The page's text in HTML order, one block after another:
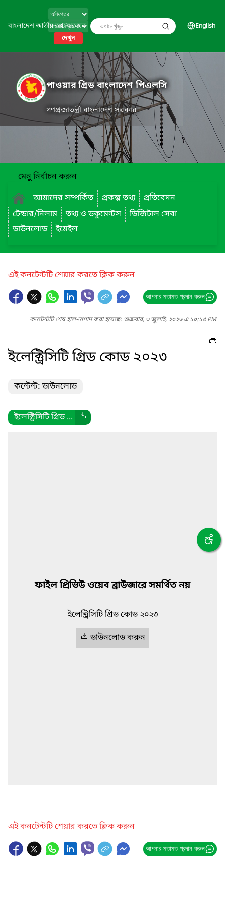
বাংলাদেশ জাতীয় তথ্য বাতায়ন
দেখুন
English
পাওয়ার গ্রিড বাংলাদেশ পিএলসি
গণপ্রজাতন্ত্রী বাংলাদেশ সরকার
মেনু নির্বাচন করুন
আমাদের সম্পর্কিত
প্রকল্প তথ্য
প্রতিবেদন
টেন্ডার/নিলাম
তথ্য ও ডকুমেন্টস
ডিজিটাল সেবা
ডাউনলোড
ইমেইল
এই কনটেন্টটি শেয়ার করতে ক্লিক করুন
আপনার মতামত প্রদান করুন
কনটেন্টটি শেষ হাল-নাগাদ করা হয়েছে: শুক্রবার, ৩ জুলাই, ২০২৬ এ ১০:১৫ PM
ইলেক্ট্রিসিটি গ্রিড কোড ২০২৩
কন্টেন্ট: ডাউনলোড
ইলেক্ট্রিসিটি গ্রিড ...
ফাইল প্রিভিউ ওয়েব ব্রাউজারে সমর্থিত নয়
ইলেক্ট্রিসিটি গ্রিড কোড ২০২৩
ডাউনলোড করুন
এই কনটেন্টটি শেয়ার করতে ক্লিক করুন
আপনার মতামত প্রদান করুন